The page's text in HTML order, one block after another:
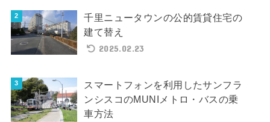
千里ニュータウンの公的賃貸住宅の
建て替え
2025.02.23
スマートフォンを利用したサンフラ
ンシスコのMUNIメトロ・バスの乗
車方法